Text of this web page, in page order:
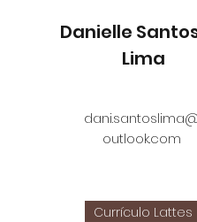
Danielle
Lima
outlook.com
Currículo Lattes